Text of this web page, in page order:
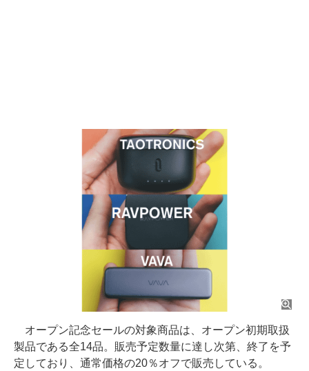
オープン記念セールの対象商品は、オープン初期取扱
製品である全14品。販売予定数量に達し次第、終了を予
定しており、通常価格の20％オフで販売している。